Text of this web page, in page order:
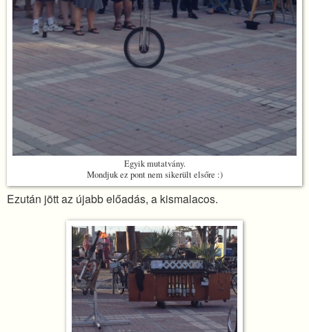
Egyik mutatvány.
Mondjuk ez pont nem sikerült elsőre :)
Ezután jött az újabb előadás, a kismalacos.